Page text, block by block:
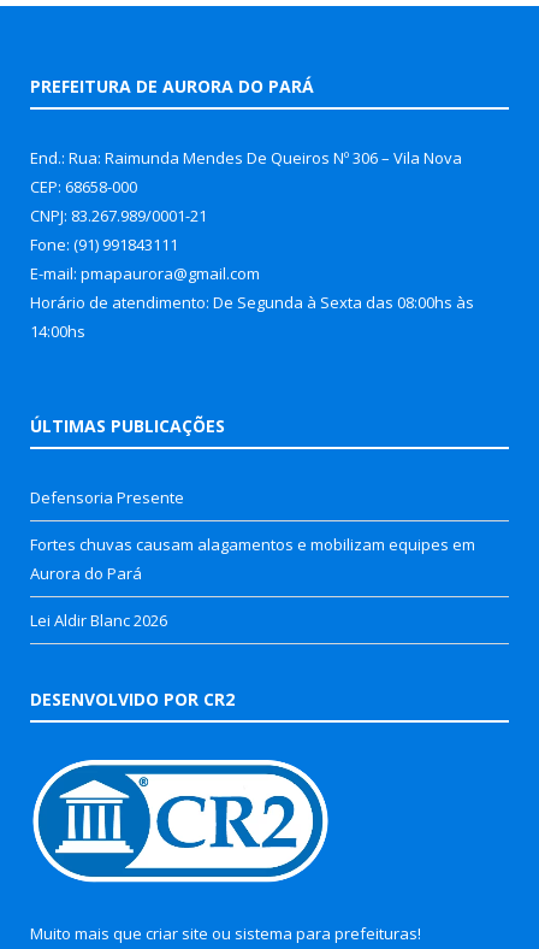
PREFEITURA DE AURORA DO PARÁ
End.: Rua: Raimunda Mendes De Queiros Nº 306 – Vila Nova
CEP: 68658-000
CNPJ: 83.267.989/0001-21
Fone: (91) 991843111
E-mail: pmapaurora@gmail.com
Horário de atendimento: De Segunda à Sexta das 08:00hs às
14:00hs
ÚLTIMAS PUBLICAÇÕES
Defensoria Presente
Fortes chuvas causam alagamentos e mobilizam equipes em
Aurora do Pará
Lei Aldir Blanc 2026
DESENVOLVIDO POR CR2
Muito mais que criar site ou sistema para prefeituras!